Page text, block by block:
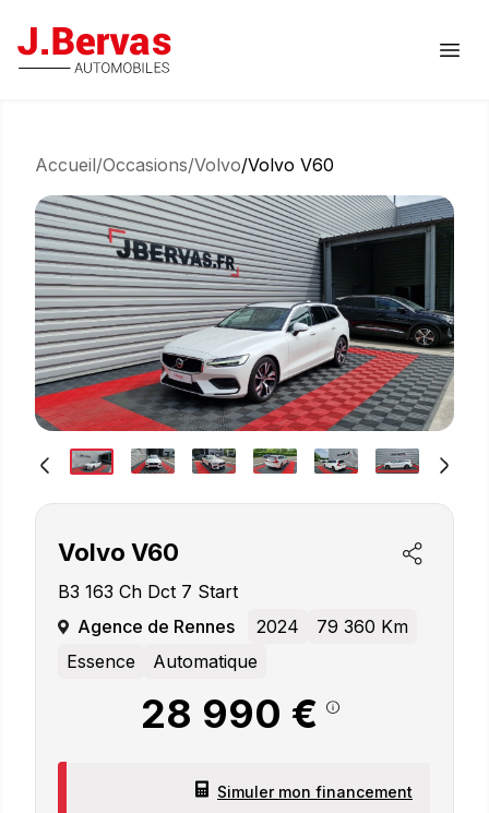
J.Bervas
Accueil/Occasions/Volvo/Volvo V60
Volvo V60
B3 163 Ch Dct 7 Start
Agence de Rennes
2024
79 360 Km
Essence
Automatique
28 990 €
Simuler mon financement